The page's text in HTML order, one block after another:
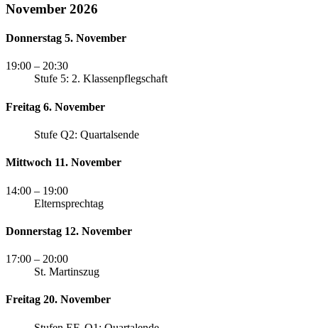
November 2026
Donnerstag 5. November
19:00 – 20:30
Stufe 5: 2. Klassenpflegschaft
Freitag 6. November
Stufe Q2: Quartalsende
Mittwoch 11. November
14:00 – 19:00
Elternsprechtag
Donnerstag 12. November
17:00 – 20:00
St. Martinszug
Freitag 20. November